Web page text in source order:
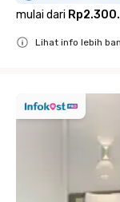
mulai dari
Lihat info lebih